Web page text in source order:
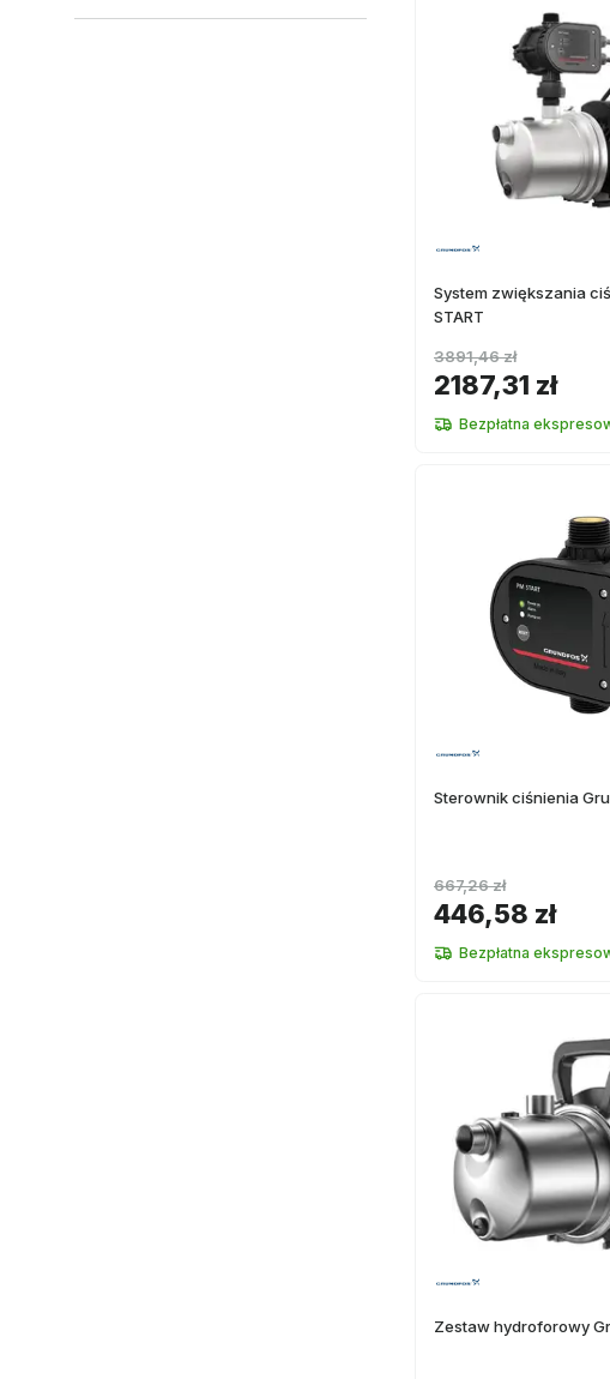
System zwiększania
START
2187,31 zł
3891,46 zł
Bezpłatna
Sterownik ciśnienia
446,58 zł
667,26 zł
Bezpłatna
Zestaw hydroforowy